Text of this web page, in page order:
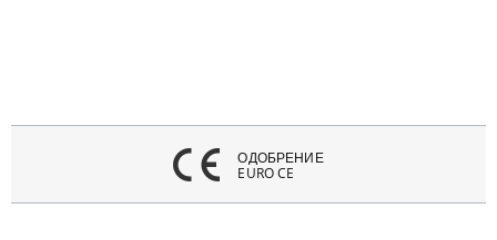
ОДОБРЕНИЕ
EURO CE